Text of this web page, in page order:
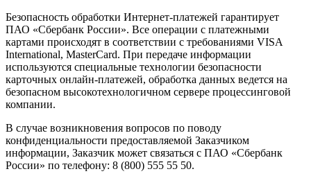
Безопасность обработки Интернет-платежей гарантирует
ПАО «Сбербанк России». Все операции с платежными
картами происходят в соответствии с требованиями VISA
International, MasterCard. При передаче информации
используются специальные технологии безопасности
карточных онлайн-платежей, обработка данных ведется на
безопасном высокотехнологичном сервере процессинговой
компании.
В случае возникновения вопросов по поводу
конфиденциальности предоставляемой Заказчиком
информации, Заказчик может связаться с ПАО «Сбербанк
России» по телефону: 8 (800) 555 55 50.